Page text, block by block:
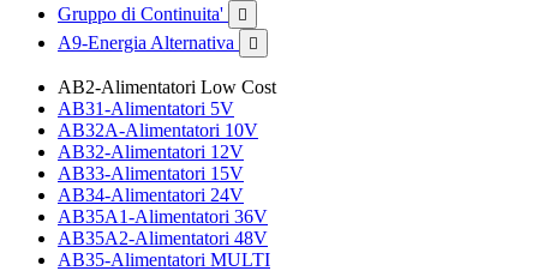
Gruppo di Continuita'

A9-Energia Alternativa 
AB2-Alimentatori Low Cost
AB31-Alimentatori 5V
AB32A-Alimentatori 10V
AB32-Alimentatori 12V
AB33-Alimentatori 15V
AB34-Alimentatori 24V
AB35A1-Alimentatori 36V
AB35A2-Alimentatori 48V
AB35-Alimentatori MULTI